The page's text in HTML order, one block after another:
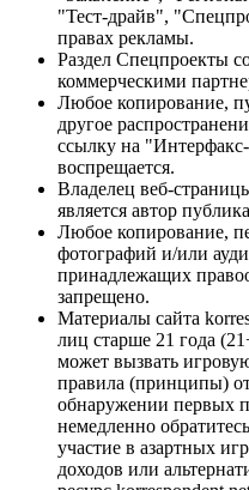
"Тест-драйв",
правах рекламы.
Раздел Спецпроекты
коммерческими
Любое копирование,
другое
ссылку на
воспрещается.
Владелец веб-
является автор
Любое копирование,
фотографий и/или
принадлежащих
запрещено.
Материалы сайта
лиц старше 21 года
может вызвать
правила (принципы)
обнаружении первых
немедленно
участие в азартных
доходов или